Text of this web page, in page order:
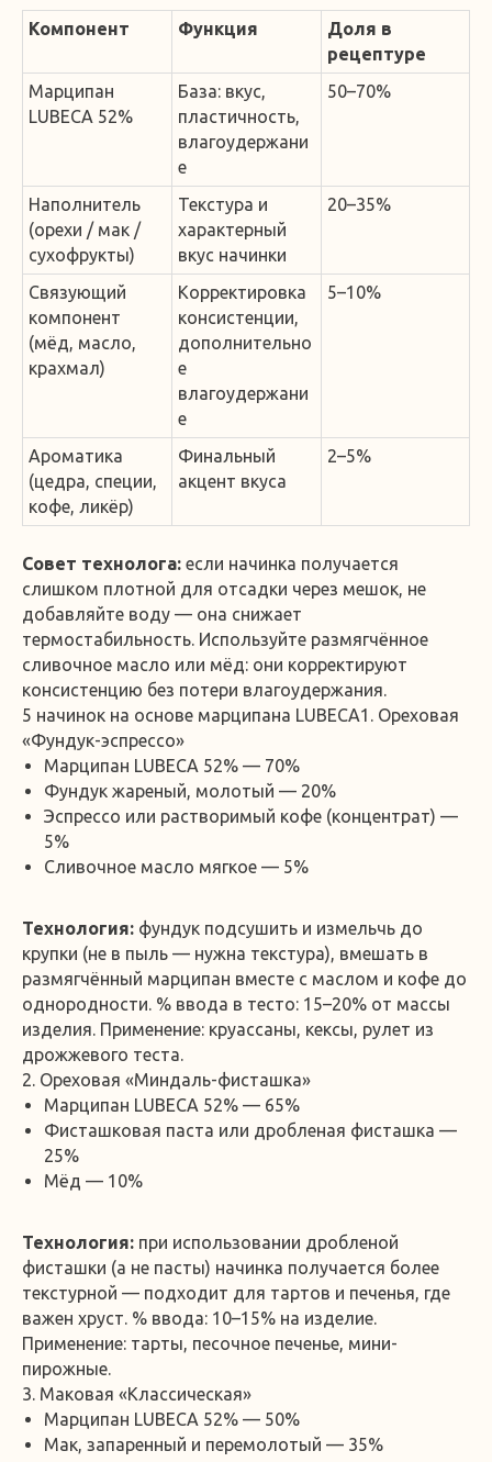
Компонент Функция
Доля в
рецептуре
Марципан
LUBECA 52%
База: вкус,
пластичность,
влагоудержани
е
50–70%
Наполнитель
(орехи / мак /
сухофрукты)
Текстура и
характерный
вкус начинки
20–35%
Связующий
компонент
(мёд, масло,
крахмал)
Корректировка
консистенции,
дополнительно
е
влагоудержани
е
5–10%
Ароматика
(цедра, специи,
кофе, ликёр)
Финальный
акцент вкуса
2–5%
Совет технолога: если начинка получается
слишком плотной для отсадки через мешок, не
добавляйте воду — она снижает
термостабильность. Используйте размягчённое
сливочное масло или мёд: они корректируют
консистенцию без потери влагоудержания.
5 начинок на основе марципана LUBECA1. Ореховая
«Фундук-эспрессо»
Марципан LUBECA 52% — 70%
Фундук жареный, молотый — 20%
Эспрессо или растворимый кофе (концентрат) —
5%
Сливочное масло мягкое — 5%
Технология: фундук подсушить и измельчь до
крупки (не в пыль — нужна текстура), вмешать в
размягчённый марципан вместе с маслом и кофе до
однородности. % ввода в тесто: 15–20% от массы
изделия. Применение: круассаны, кексы, рулет из
дрожжевого теста.
2. Ореховая «Миндаль-фисташка»
Марципан LUBECA 52% — 65%
Фисташковая паста или дробленая фисташка —
25%
Мёд — 10%
Технология: при использовании дробленой
фисташки (а не пасты) начинка получается более
текстурной — подходит для тартов и печенья, где
важен хруст. % ввода: 10–15% на изделие.
Применение: тарты, песочное печенье, мини-
пирожные.
3. Маковая «Классическая»
Марципан LUBECA 52% — 50%
Мак, запаренный и перемолотый — 35%